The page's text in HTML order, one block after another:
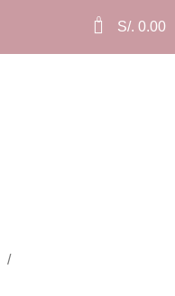
0 S/. 0.00